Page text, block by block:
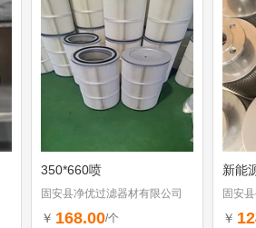
350*660喷
固安县净优过滤器材有限公司
￥ 168.00/个
新能
固安
￥